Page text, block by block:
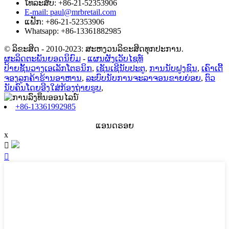
ໂທລະສັບ: +86-21-52353906
E-mail: paul@mrbretail.com
ແຟັກ: +86-21-52353906
Whatsapp: +86-13361882985
© ລິຂະສິດ - 2010-2023: ສະຫງວນລິຂະສິດທຸກປະການ.
ຜະລິດຕະພັນຍອດນິຍົມ - ແຜນຜັງເວັບໄຊທ໌
ປ້າຍຊັ້ນວາງເອເລັກໂຕຣນິກ, ເຊັນເຊີນັບປະຕູ, ການນັບຝູງຊົນ, ເຄົາເຕີ້
ຈອງລູກຄ້າຮ້ານອາຫານ, ລະບົບນັບການຈະລາຈອນຂາຍຍ່ອຍ, ຕົວ
ນັບຄົນໂດຍອີງໃສ່ກ້ອງຖ່າຍຮູບ,
+86-13361992985
ແອນດຣອຍ
x

